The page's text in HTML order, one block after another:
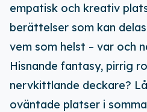
empatisk och kreativ
berättelser som kan
vem som helst – var och
Hisnande fantasy, pirrig
nervkittlande deckare?
oväntade platser i